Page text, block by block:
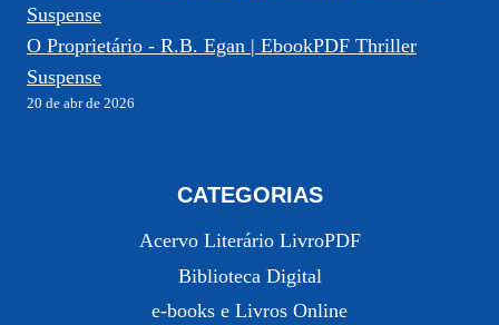
O Proprietário - R.B. Egan | EbookPDF Thriller
Suspense
20 de abr de 2026
CATEGORIAS
Acervo Literário LivroPDF
Biblioteca Digital
e-books e Livros Online